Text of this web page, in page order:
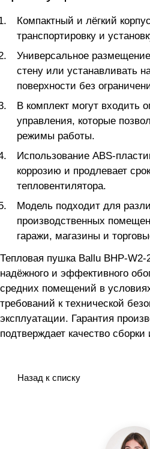
Компактный и лёгкий
транспортировку и
Универсальное
стену или устанавливать
поверхности без
В комплект могут входить
управления, которые
режимы работы.
Использование ABS-
коррозию и продлевает
тепловентилятора.
Модель подходит для
производственных
гаражи, магазины и
Тепловая пушка Ballu BHP-
надёжного и эффективного
средних помещений в
требований к технической
эксплуатации. Гарантия
подтверждает качество
Назад к списку